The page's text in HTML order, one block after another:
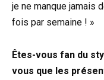
je ne manque jamais
fois par semaine ! »
Êtes-vous fan du
vous que les